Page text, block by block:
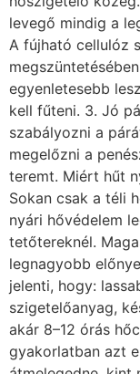
levegő mindig a
A fújható cellulóz
egyenletesebb
kell fűteni. 3. Jó
szabályozni a
megelőzni a
teremt. Miért hűt
Sokan csak a téli
nyári hővédelem
tetőtereknél.
legnagyobb
jelenti, hogy:
szigetelőanyag,
akár 8–12 órás
gyakorlatban azt